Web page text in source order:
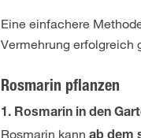
Eine einfachere
Vermehrung erfolgreich
Rosmarin pflanzen
1. Rosmarin in den
Rosmarin kann